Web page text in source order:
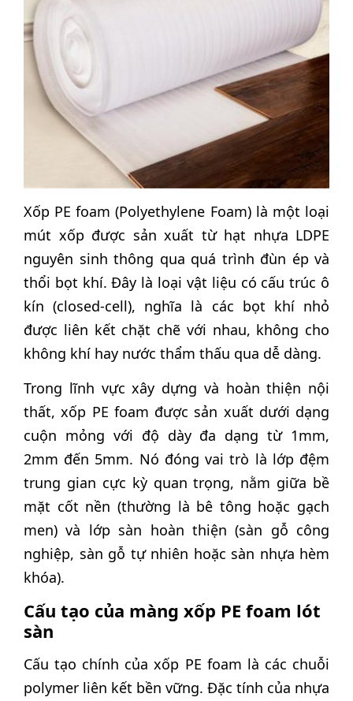
Xốp PE foam (Polyethylene Foam) là một loại
mút xốp được sản xuất từ hạt nhựa LDPE
nguyên sinh thông qua quá trình đùn ép và
thổi bọt khí. Đây là loại vật liệu có cấu trúc ô
kín (closed-cell), nghĩa là các bọt khí nhỏ
được liên kết chặt chẽ với nhau, không cho
không khí hay nước thẩm thấu qua dễ dàng.
Trong lĩnh vực xây dựng và hoàn thiện nội
thất, xốp PE foam được sản xuất dưới dạng
cuộn mỏng với độ dày đa dạng từ 1mm,
2mm đến 5mm. Nó đóng vai trò là lớp đệm
trung gian cực kỳ quan trọng, nằm giữa bề
mặt cốt nền (thường là bê tông hoặc gạch
men) và lớp sàn hoàn thiện (sàn gỗ công
nghiệp, sàn gỗ tự nhiên hoặc sàn nhựa hèm
khóa).
Cấu tạo của màng xốp PE foam lót
sàn
Cấu tạo chính của xốp PE foam là các chuỗi
polymer liên kết bền vững. Đặc tính của nhựa